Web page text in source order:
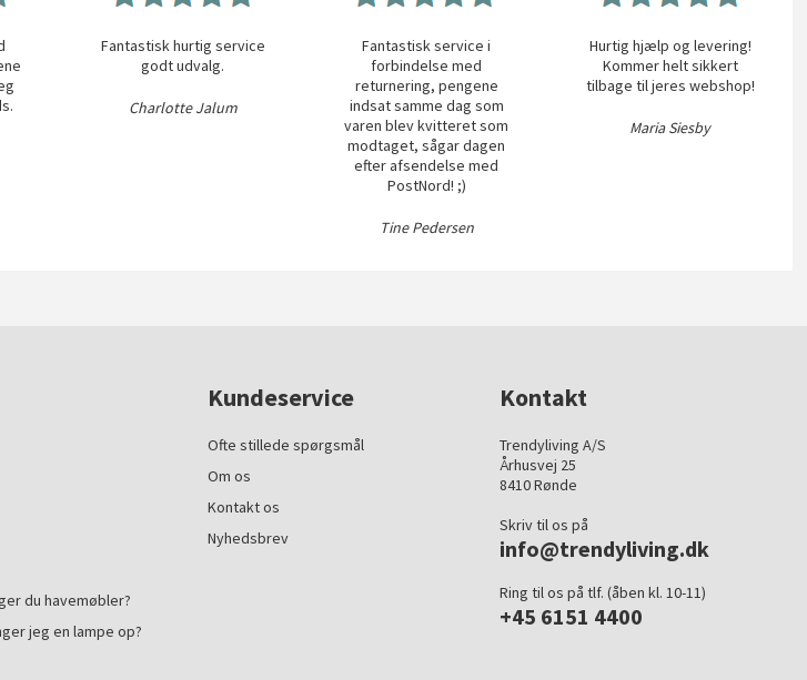
Fantastisk hurtig service
godt udvalg.
Charlotte Jalum
Fantastisk service i
forbindelse med
returnering, pengene
indsat samme dag som
varen blev kvitteret som
modtaget, sågar dagen
efter afsendelse med
PostNord! ;)
Tine Pedersen
Hurtig hjælp og levering!
Kommer helt sikkert
tilbage til jeres webshop!
Maria Siesby
du havemøbler?
jeg en lampe op?
Kundeservice
Ofte stillede spørgsmål
Om os
Kontakt os
Nyhedsbrev
Kontakt
Trendyliving A/S
Århusvej 25
8410 Rønde
Skriv til os på
info@trendyliving.dk
Ring til os på tlf. (åben kl. 10-11)
+45 6151 4400